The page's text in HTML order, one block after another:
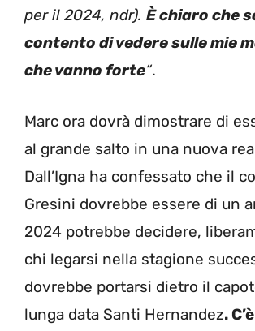
per il 2024, ndr). È chiaro che
contento di vedere sulle mie
che vanno forte“.
Marc ora dovrà dimostrare di
al grande salto in una nuova
Dall’Igna ha confessato che il
Gresini dovrebbe essere di un
2024 potrebbe decidere,
chi legarsi nella stagione
dovrebbe portarsi dietro il
lunga data Santi Hernandez.